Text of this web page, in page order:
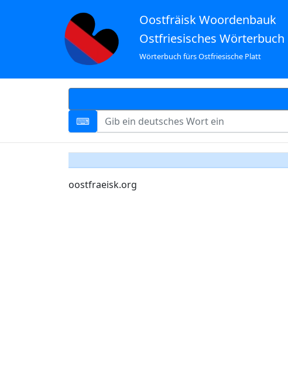
Oostfräisk Woordenbauk
Ostfriesisches Wörterbuch
Wörterbuch fürs Ostfriesische Platt
oostfraeisk.org